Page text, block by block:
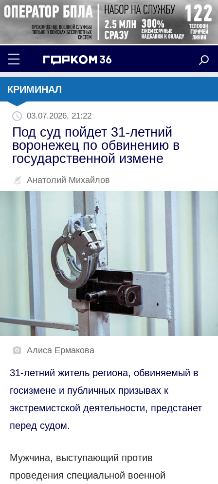
КРИМИНАЛ
03.07.2026, 21:22
Под суд пойдет 31-летний
воронежец по обвинению в
государственной измене
Анатолий Михайлов
Алиса Ермакова
31-летний житель региона, обвиняемый в
госизмене и публичных призывах к
экстремистской деятельности, предстанет
перед судом.
Мужчина, выступающий против
проведения специальной военной